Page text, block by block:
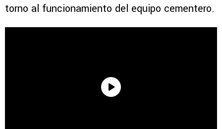
torno al funcionamiento del equipo cementero.